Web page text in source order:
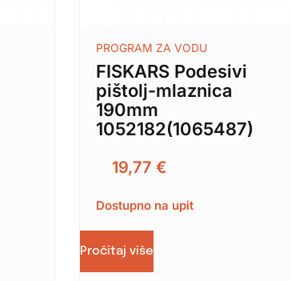
PROGRAM ZA VODU
FISKARS Podesivi
pištolj-mlaznica
190mm
1052182(1065487)
19,77€
Dostupno na upit
Pročitaj više